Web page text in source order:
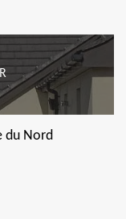
du Nord